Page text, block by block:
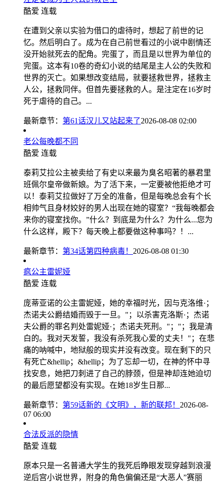
酷爱 连载
在遭到父亲以实验为借口的虐待时，想起了前世的记
忆。然后明白了。成为在自己前世看过的小说中剧情还
没开始就死去的配角。完蛋了，而且是以世界为单位的
完蛋。这本有10卷的奇幻小说的结尾是主人公的失败和
世界的灭亡。如果想改变结局，就要拯救世界，拯救主
人公，拯救同伴。但首先要拯救的人。是注定在16岁时
死于虐待的自己。...
最新章节： 第61话汉儿又站起来了2026-08-08 02:00
老公每晚都不同
酷爱 连载
泰莉艾拉公主被卖给了有史以来最为臭名昭著的暴君里
班佩尔皇帝做新娘。为了活下来，一定要被他拒绝才可
以！泰莉艾拉做好了万全的准备，但是每晚总会有个长
相帅气且身材姣好的男人出现在她的寝室？“我每晚都会
来你的寝室找你。”什么？到底是为什么？为什么...您为
什么这样，殿下？每天晚上都要做这种事吗？！...
最新章节： 第34话第四种病毒！ 2026-08-08 01:30
疯公主雷妮娅
酷爱 连载
庞蒂亚诺的公主雷妮娅，她的幸福时光，因与克洛维·；
杰诺夫公爵结婚而毁于一旦。"；以杀害克洛斯·；杰诺
夫公爵的罪名判处雷妮娅·；杰诺夫死刑。"；"；我是清
白的。我对天发誓，我没有杀死我心爱的丈夫！"；在悲
痛的呐喊中，地狱般的现实并没有改变。现在剩下的只
有死亡&hellip；&hellip；为了忘却一切，在神的怀中寻
找安息，她把刀刺进了自己的脖颈，但是神却连她迫切
的最后愿望都没有实现。在她18岁生日那...
最新章节： 第59话新的《文明》，新的联邦！ 2026-08-
07 06:00
合法反派的隐情
酷爱 连载
原本只是一名普通大学生的我死后睁眼发现穿越到浪漫
逆后宫小说世界，附身的角色偏偏还是“大恶人”赛丽